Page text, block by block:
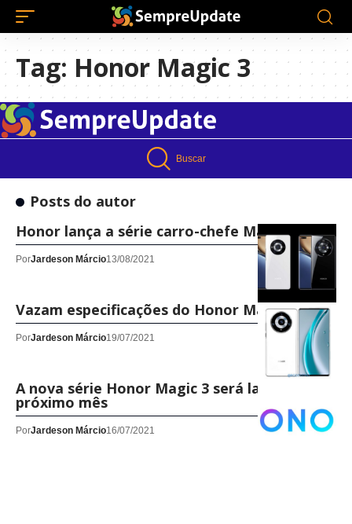
Tag: Honor Magic 3
Buscar
Posts do autor
Honor lança a série carro-chefe Magic 3
PorJardeson Márcio13/08/2021
Vazam especificações do Honor Magic 3 Pro+
PorJardeson Márcio19/07/2021
A nova série Honor Magic 3 será lançada no
próximo mês
PorJardeson Márcio16/07/2021